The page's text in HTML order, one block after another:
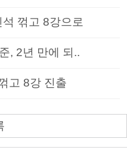
꺾고 8강으로
, 2년 만에 되..
고 8강 진출